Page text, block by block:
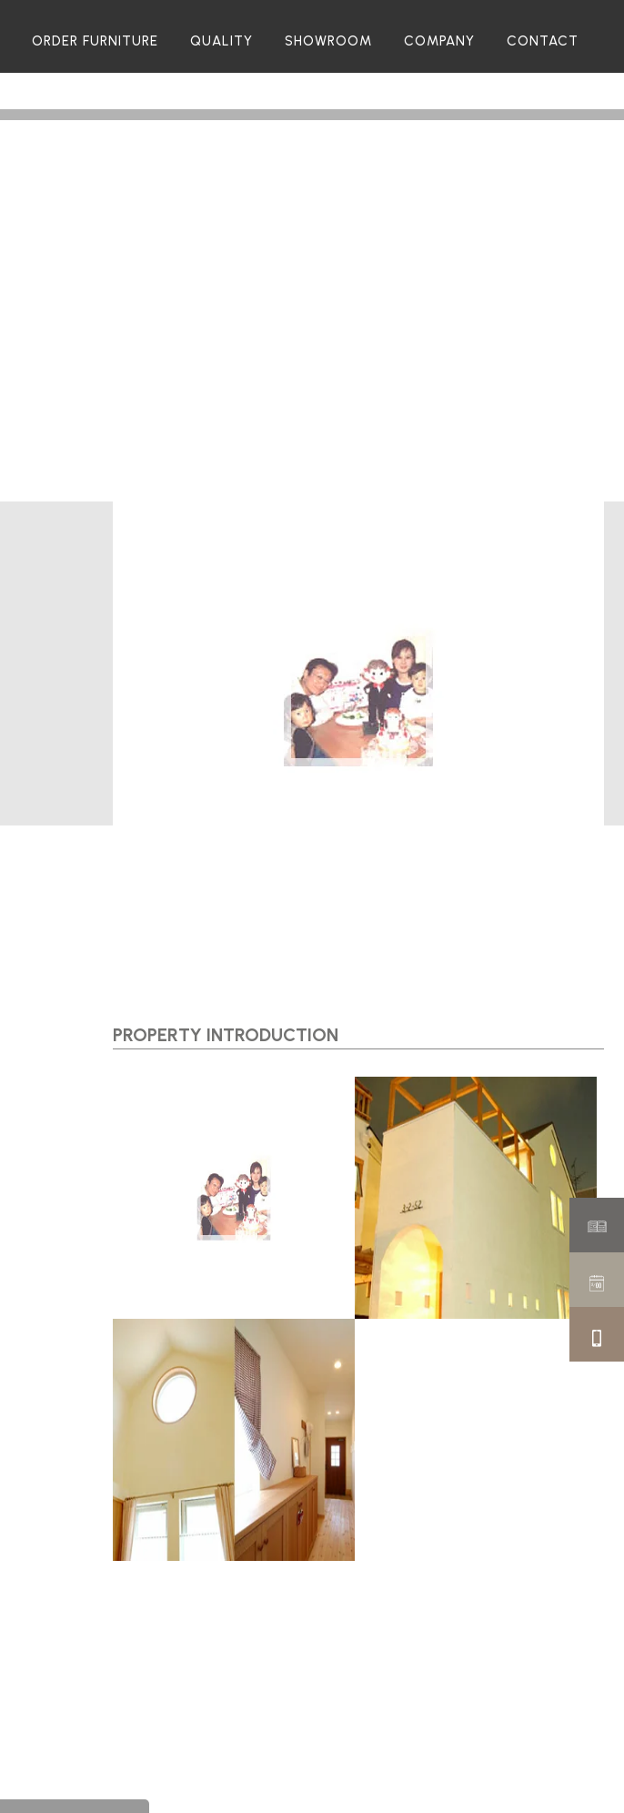
ORDER FURNITURE QUALITY SHOWROOM COMPANY CONTACT
PROPERTY INTRODUCTION